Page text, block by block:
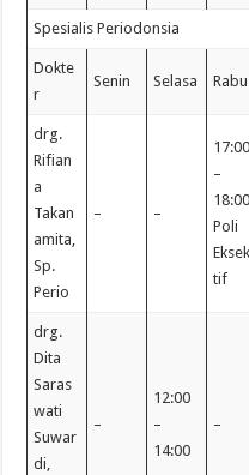
Spesialis Periodonsia
Dokte
r
Senin Selasa Rabu
drg.
Rifian
a
Takan
amita,
Sp.
Perio
– –
17:00
–
18:00
Poli
tif
drg.
Dita
Saras
wati
Suwar
di,
–
12:00
–
14:00
–